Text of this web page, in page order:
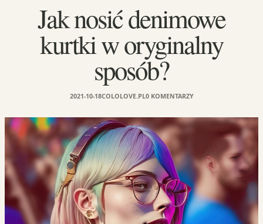
Jak nosić denimowe
kurtki w oryginalny
sposób?
2021-10-18COLOLOVE.PL0 KOMENTARZY